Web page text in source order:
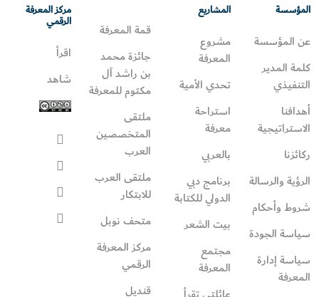
المؤسسة
عن المؤسسة
كلمة المدير
التنفيذي
أهدافنا
الاستراتيجية
ركائزنا
الرؤية والرسالة
شروط وأحكام
سياسة الجودة
سياسة إدارة
المعرفة
المشاريع
مشروع
المعرفة
تحدي الأمية
استراحة
معرفة
بالعربي
برنامج دبي
الدولي للكتابة
بيت الشعر
مجتمع
المعرفة
قمة المعرفة
جائزة محمد
بن راشد آل
مكتوم للمعرفة
ملتقى
المتخصصين
العرب
ملتقى العرب
للابتكار
متحف نوبل
مركز المعرفة
الرقمي
قنديل
مركز المعرفة
الرقمي
اقرأ
شاهد